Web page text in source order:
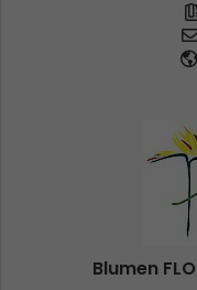
Blumen